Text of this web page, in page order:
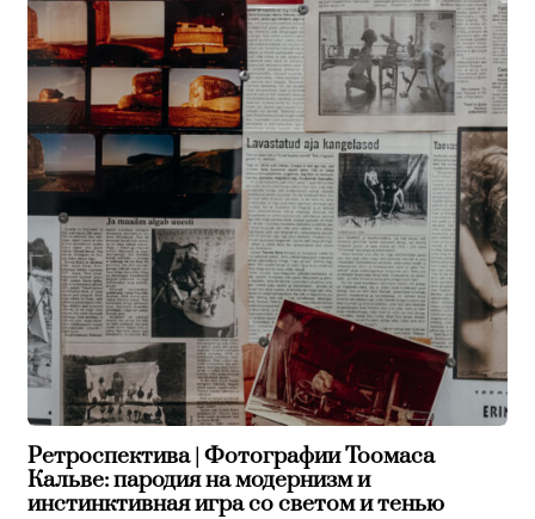
Ретроспектива | Фотографии Тоомаса
Кальве: пародия на модернизм и
инстинктивная игра со светом и тенью